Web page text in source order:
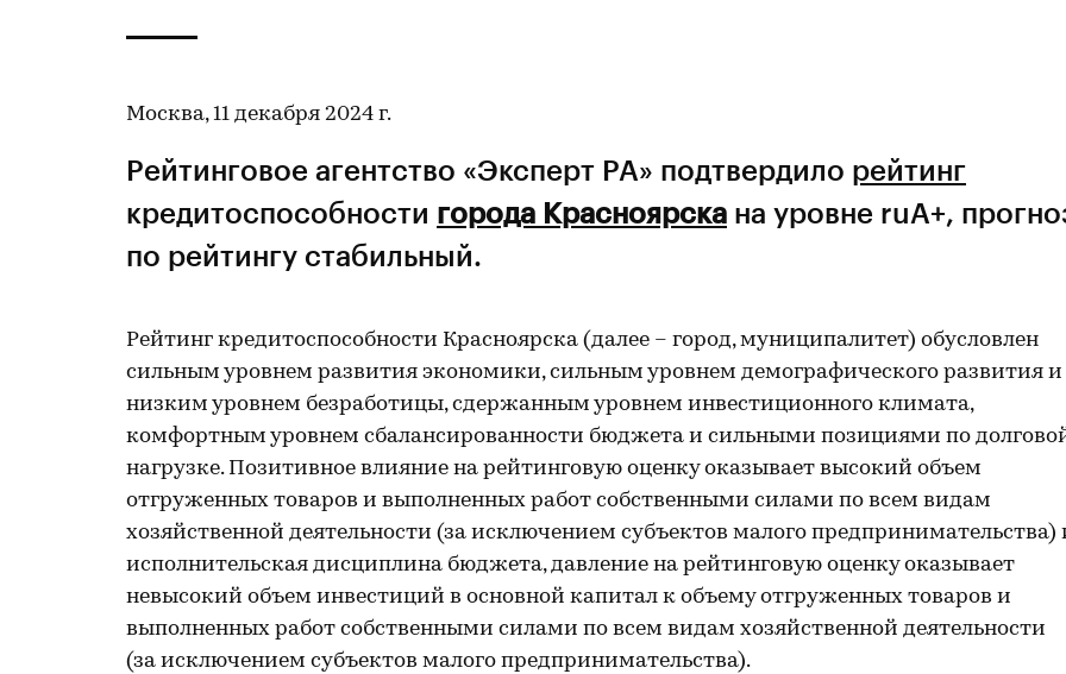
Москва, 11 декабря 2024 г.
Рейтинговое агентство «Эксперт РА» подтвердило рейтинг
кредитоспособности города Красноярска на уровне ruА+,
по рейтингу стабильный.
Рейтинг кредитоспособности Красноярска (далее – город, муниципалитет) обусловлен
сильным уровнем развития экономики, сильным уровнем демографического развития и
низким уровнем безработицы, сдержанным уровнем инвестиционного климата,
комфортным уровнем сбалансированности бюджета и сильными позициями по
нагрузке. Позитивное влияние на рейтинговую оценку оказывает высокий объем
отгруженных товаров и выполненных работ собственными силами по всем видам
хозяйственной деятельности (за исключением субъектов малого предпринимательства)
исполнительская дисциплина бюджета, давление на рейтинговую оценку оказывает
невысокий объем инвестиций в основной капитал к объему отгруженных товаров и
выполненных работ собственными силами по всем видам хозяйственной деятельности
(за исключением субъектов малого предпринимательства).